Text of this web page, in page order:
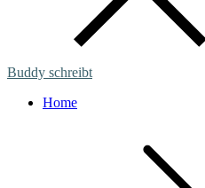
Buddy schreibt
Home